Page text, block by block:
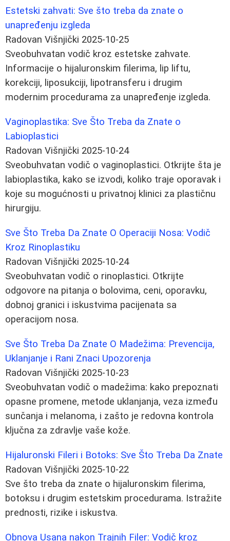
Estetski zahvati: Sve što treba da znate o
unapređenju izgleda
Radovan Višnjički 2025-10-25
Sveobuhvatan vodič kroz estetske zahvate.
Informacije o hijaluronskim filerima, lip liftu,
korekciji, liposukciji, lipotransferu i drugim
modernim procedurama za unapređenje izgleda.
Vaginoplastika: Sve Što Treba da Znate o
Labioplastici
Radovan Višnjički 2025-10-24
Sveobuhvatan vodič o vaginoplastici. Otkrijte šta je
labioplastika, kako se izvodi, koliko traje oporavak i
koje su mogućnosti u privatnoj klinici za plastičnu
hirurgiju.
Sve Što Treba Da Znate O Operaciji Nosa: Vodič
Kroz Rinoplastiku
Radovan Višnjički 2025-10-24
Sveobuhvatan vodič o rinoplastici. Otkrijte
odgovore na pitanja o bolovima, ceni, oporavku,
dobnoj granici i iskustvima pacijenata sa
operacijom nosa.
Sve Što Treba Da Znate O Madežima: Prevencija,
Uklanjanje i Rani Znaci Upozorenja
Radovan Višnjički 2025-10-23
Sveobuhvatan vodič o madežima: kako prepoznati
opasne promene, metode uklanjanja, veza između
sunčanja i melanoma, i zašto je redovna kontrola
ključna za zdravlje vaše kože.
Hijaluronski Fileri i Botoks: Sve Što Treba Da Znate
Radovan Višnjički 2025-10-22
Sve što treba da znate o hijaluronskim filerima,
botoksu i drugim estetskim procedurama. Istražite
prednosti, rizike i iskustva.
Obnova Usana nakon Trajnih Filer: Vodič kroz